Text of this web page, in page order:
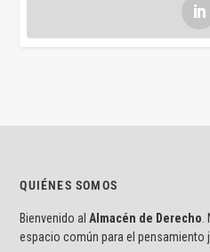
QUIÉNES SOMOS
Bienvenido al Almacén de Derecho
espacio común para el pensamiento